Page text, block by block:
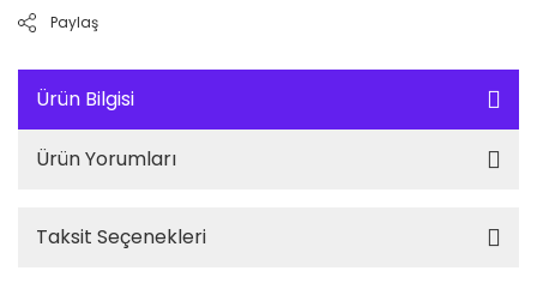
Paylaş
Ürün Bilgisi
Ürün Yorumları
Taksit Seçenekleri